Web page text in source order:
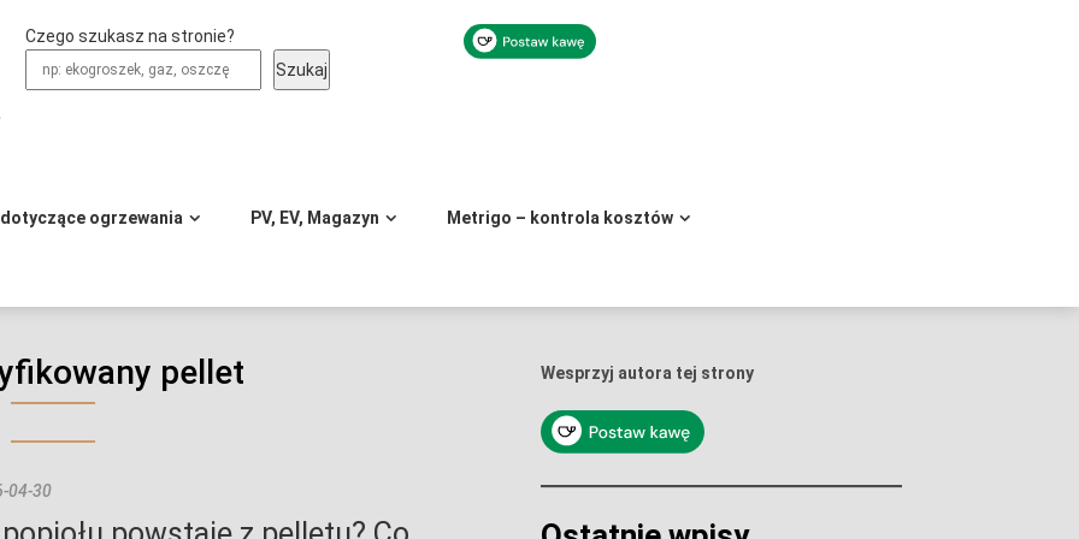
Czego szukasz na stronie?
Szukaj
ogrzewania PV, EV, Magazyn Metrigo – kontrola kosztów
pellet
04-30
Wesprzyj autora tej strony